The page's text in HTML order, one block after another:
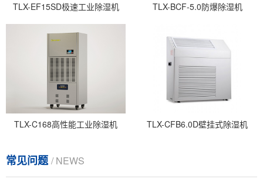
TLX-EF15SD极速工业除湿机 TLX-BCF-5.0防爆除湿机
TLX-C168高性能工业除湿机 TLX-CFB6.0D壁挂式除湿机
常见问题/ NEWS